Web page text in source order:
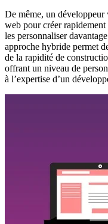
De même, un
web pour créer rapidement
les personnaliser
approche hybride permet
de la rapidité de
offrant un niveau de
à l’expertise d’un